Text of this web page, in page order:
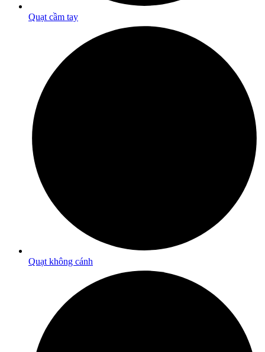
Quạt cầm tay
Quạt không cánh